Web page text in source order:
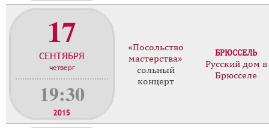
17
СЕНТЯБРЯ
четверг
19:30
2015
«Посольство
мастерства»
сольный
концерт
БРЮССЕЛЬ
Русский дом в
Брюсселе